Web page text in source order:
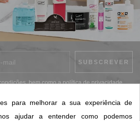
, bem como apolítica de privacidade.
para melhorar a sua experiência de
ajudar a entender como podemos